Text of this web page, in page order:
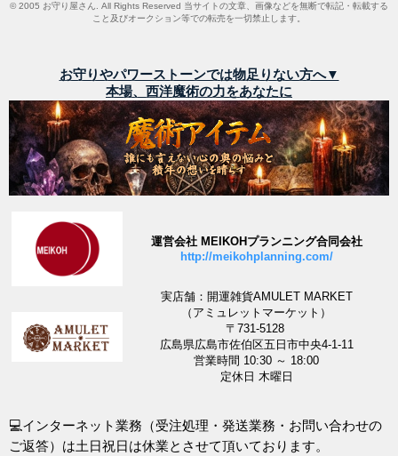
© 2005 お守り屋さん. All Rights Reserved 当サイトの文章、画像などを無断で転記・転載する
こと及びオークション等での転売を一切禁止します。
お守りやパワーストーンでは物足りない方へ▼
本場、西洋魔術の力をあなたに
運営会社 MEIKOHプランニング合同会社
http://meikohplanning.com/
実店舗：開運雑貨AMULET MARKET
（アミュレットマーケット）
〒731-5128
広島県広島市佐伯区五日市中央4-1-11
営業時間 10:30 ～ 18:00
定休日 木曜日
💻インターネット業務（受注処理・発送業務・お問い合わせの
ご返答）は土日祝日は休業とさせて頂いております。